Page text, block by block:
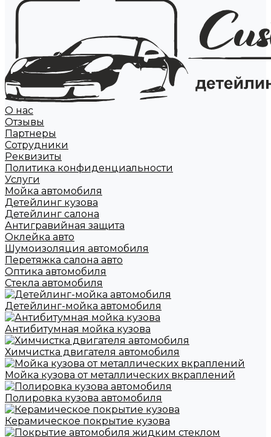
О нас
Отзывы
Партнеры
Сотрудники
Реквизиты
Политика конфиденциальности
Услуги
Мойка автомобиля
Детейлинг кузова
Детейлинг салона
Антигравийная защита
Оклейка авто
Шумоизоляция автомобиля
Перетяжка салона авто
Оптика автомобиля
Стекла автомобиля
Детейлинг-мойка автомобиля
Антибитумная мойка кузова
Химчистка двигателя автомобиля
Мойка кузова от металлических вкраплений
Полировка кузова автомобиля
Керамическое покрытие кузова